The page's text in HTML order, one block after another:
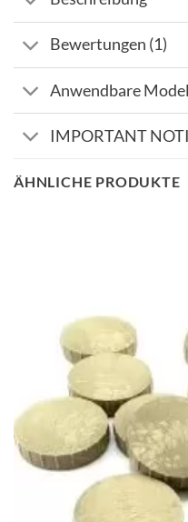
Bewertungen (1)
Anwendbare
IMPORTANT
ÄHNLICHE PRODUKTE